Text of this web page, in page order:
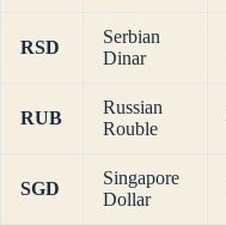
RSD
Serbian
Dinar
RUB
Russian
Rouble
SGD
Singapore
Dollar